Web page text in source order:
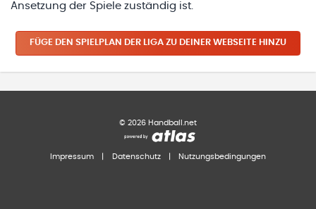
Ansetzung der Spiele zuständig ist.
FÜGE DEN SPIELPLAN DER LIGA ZU DEINER WEBSEITE HINZU
© 2026 Handball.net
Impressum Datenschutz Nutzungsbedingungen